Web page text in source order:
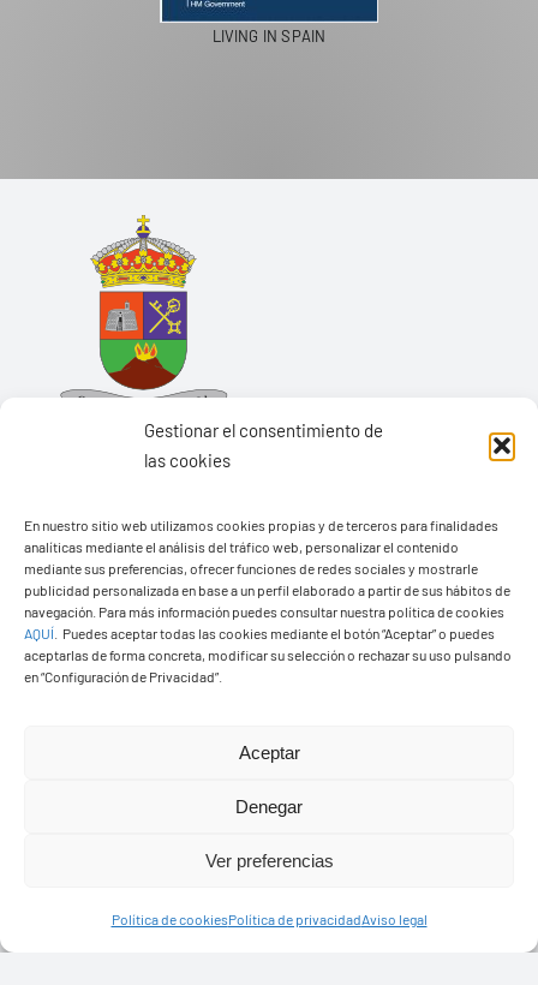
Gestionar el consentimiento de
las cookies
En nuestro sitio web utilizamos cookies propias y de terceros para finalidades
analíticas mediante el análisis del tráfico web, personalizar el contenido
mediante sus preferencias, ofrecer funciones de redes sociales y mostrarle
publicidad personalizada en base a un perfil elaborado a partir de sus hábitos de
navegación. Para más información puedes consultar nuestra política de cookies
AQUÍ
Puedes aceptar todas las cookies mediante el botón “Aceptar” o puedes
aceptarlas de forma concreta, modificar su selección o rechazar su uso pulsando
en “Configuración de Privacidad”.
Aceptar
Denegar
Ver preferencias
Política de cookiesPolítica de privacidadAviso legal
LIVING IN SPAIN
Ayuntamiento de Yaiza
Pza. de Los Remedios, 1
35570 – Yaiza
Tel:928 83 62 20
© Copyright2026 Ayuntamiento de Yaiza - Todos los